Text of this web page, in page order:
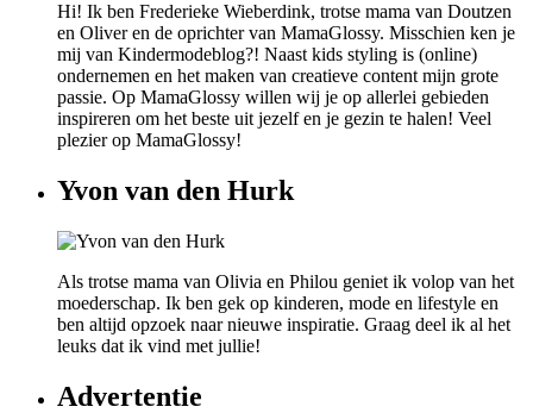
Hi! Ik ben Frederieke Wieberdink, trotse mama van Doutzen
en Oliver en de oprichter van MamaGlossy. Misschien ken je
mij van Kindermodeblog?! Naast kids styling is (online)
ondernemen en het maken van creatieve content mijn grote
passie. Op MamaGlossy willen wij je op allerlei gebieden
inspireren om het beste uit jezelf en je gezin te halen! Veel
plezier op MamaGlossy!
Yvon van den Hurk
Als trotse mama van Olivia en Philou geniet ik volop van het
moederschap. Ik ben gek op kinderen, mode en lifestyle en
ben altijd opzoek naar nieuwe inspiratie. Graag deel ik al het
leuks dat ik vind met jullie!
Advertentie